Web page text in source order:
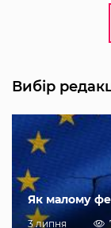
Вибір
Як малому
3 липня